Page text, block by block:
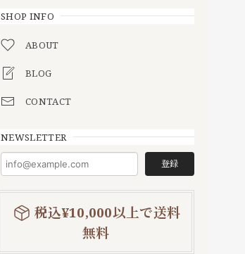
SHOP INFO
ABOUT
BLOG
CONTACT
NEWSLETTER
登録
税込¥10,000以上で送料
無料